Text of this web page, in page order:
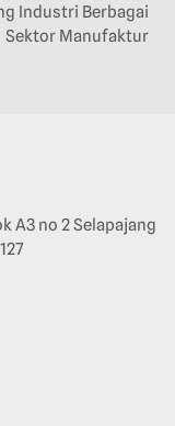
Industri Berbagai
Sektor Manufaktur
A3 no 2 Selapajang